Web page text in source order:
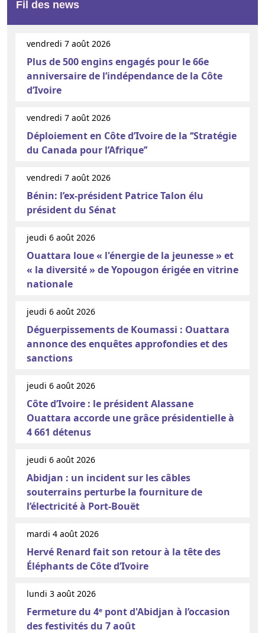
Fil des news
vendredi 7 août 2026
Plus de 500 engins engagés pour le 66e
anniversaire de l’indépendance de la Côte
d’Ivoire
vendredi 7 août 2026
Déploiement en Côte d’Ivoire de la ‘‘Stratégie
du Canada pour l’Afrique’’
vendredi 7 août 2026
Bénin: l’ex-président Patrice Talon élu
président du Sénat
jeudi 6 août 2026
Ouattara loue « l'énergie de la jeunesse » et
« la diversité » de Yopougon érigée en vitrine
nationale
jeudi 6 août 2026
Déguerpissements de Koumassi : Ouattara
annonce des enquêtes approfondies et des
sanctions
jeudi 6 août 2026
Côte d’Ivoire : le président Alassane
Ouattara accorde une grâce présidentielle à
4 661 détenus
jeudi 6 août 2026
Abidjan : un incident sur les câbles
souterrains perturbe la fourniture de
l’électricité à Port-Bouët
mardi 4 août 2026
Hervé Renard fait son retour à la tête des
Éléphants de Côte d’Ivoire
lundi 3 août 2026
Fermeture du 4ᵉ pont d'Abidjan à l’occasion
des festivités du 7 août